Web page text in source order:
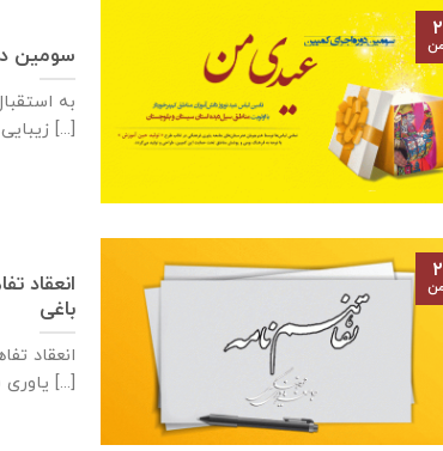
سومین
به
زیبایی و پویایی [...]
باغی
ياوری فرهنگی بانی: آژانس [...]